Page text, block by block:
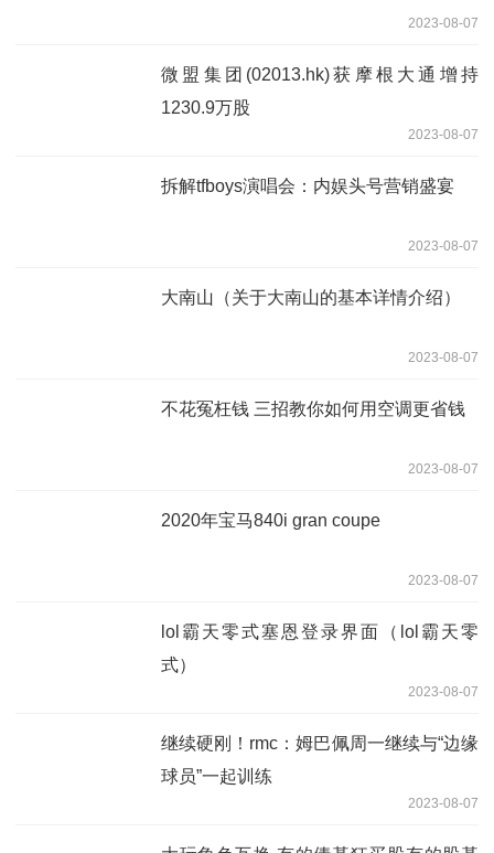
2023-08-07
微盟集团(02013.hk)获摩根大通增持
1230.9万股
2023-08-07
拆解tfboys演唱会：内娱头号营销盛宴
2023-08-07
大南山（关于大南山的基本详情介绍）
2023-08-07
不花冤枉钱 三招教你如何用空调更省钱
2023-08-07
2020年宝马840i gran coupe
2023-08-07
lol霸天零式塞恩登录界面（lol霸天零
式）
2023-08-07
继续硬刚！rmc：姆巴佩周一继续与“边缘
球员”一起训练
2023-08-07